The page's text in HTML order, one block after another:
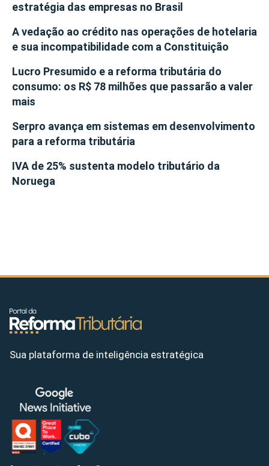
estratégia das empresas no Brasil
A vedação ao crédito nas operações de hotelaria
e sua incompatibilidade com a Constituição
Lucro Presumido e a reforma tributária do
consumo: os R$ 78 milhões que passarão a valer
mais
Serpro avança em sistemas em desenvolvimento
para a reforma tributária
IVA de 25% sustenta modelo tributário da
Noruega
Sua plataforma de inteligência estratégica